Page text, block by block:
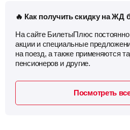
🔥 Как получить скидку на ЖД
На сайте БилетыПлюс
акции и специальные
на поезд, а также применяются
пенсионеров и другие.
Посмотреть